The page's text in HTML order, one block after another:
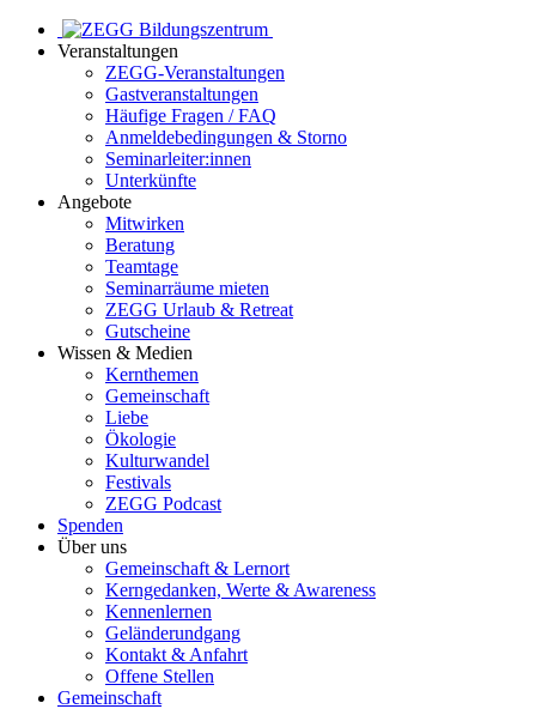
Veranstaltungen
ZEGG-Veranstaltungen
Gastveranstaltungen
Häufige Fragen / FAQ
Anmeldebedingungen & Storno
Seminarleiter:innen
Unterkünfte
Angebote
Mitwirken
Beratung
Teamtage
Seminarräume mieten
ZEGG Urlaub & Retreat
Gutscheine
Wissen & Medien
Kernthemen
Gemeinschaft
Liebe
Ökologie
Kulturwandel
Festivals
ZEGG Podcast
Spenden
Über uns
Gemeinschaft & Lernort
Kerngedanken, Werte & Awareness
Kennenlernen
Geländerundgang
Kontakt & Anfahrt
Offene Stellen
Gemeinschaft